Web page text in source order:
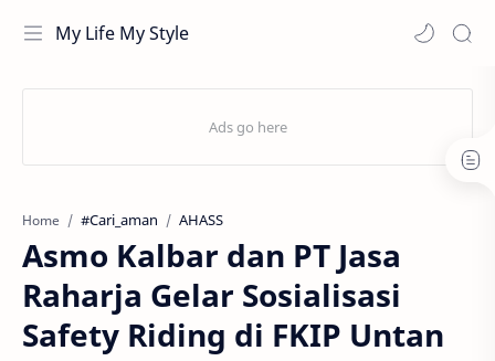
My Life My Style
Home #Cari_aman AHASS
Asmo Kalbar dan PT Jasa
Raharja Gelar Sosialisasi
Safety Riding di FKIP Untan